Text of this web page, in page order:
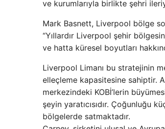
ve kurumlarıyla birlikte şehri
Mark Basnett, Liverpool bölge
“Yıllardır Liverpool şehir
ve hatta küresel boyutları
Liverpool Limanı bu stratejinin
elleçleme kapasitesine sahiptir.
merkezindeki KOBİ’lerin
şeyin yaratıcısıdır. Çoğunluğu
bölgelerde satmaktadır.